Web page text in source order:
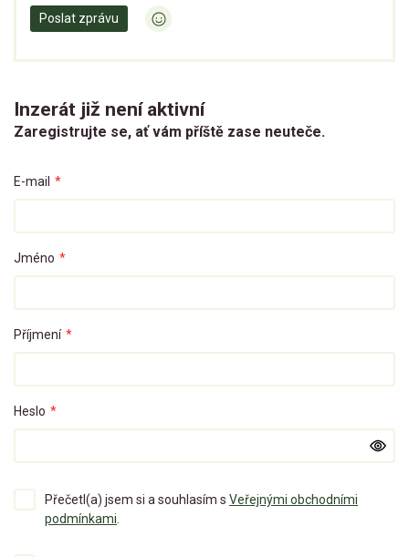
Poslat zprávu
Inzerát již není aktivní
Zaregistrujte se, ať vám příště zase neuteče.
E-mail *
Jméno *
Příjmení *
Heslo *
Přečetl(a) jsem si a souhlasím s Veřejnými obchodními
podmínkami.